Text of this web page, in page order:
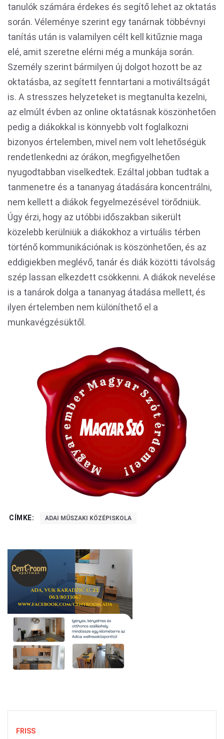
tanulók számára érdekes és segítő lehet az oktatás
során. Véleménye szerint egy tanárnak többévnyi
tanítás után is valamilyen célt kell kitűznie maga
elé, amit szeretne elérni még a munkája során.
Személy szerint bármilyen új dolgot hozott be az
oktatásba, az segített fenntartani a motiváltságát
is. A stresszes helyzeteket is megtanulta kezelni,
az elmúlt évben az online oktatásnak köszönhetően
pedig a diákokkal is könnyebb volt foglalkozni
bizonyos értelemben, mivel nem volt lehetőségük
rendetlenkedni az órákon, megfigyelhetően
nyugodtabban viselkedtek. Ezáltal jobban tudtak a
tanmenetre és a tananyag átadására koncentrálni,
nem kellett a diákok fegyelmezésével törődniük.
Úgy érzi, hogy az utóbbi időszakban sikerült
közelebb kerülniük a diákokhoz a virtuális térben
történő kommunikációnak is köszönhetően, és az
eddigiekben meglévő, tanár és diák közötti távolság
szép lassan elkezdett csökkenni. A diákok nevelése
is a tanárok dolga a tananyag átadása mellett, és
ilyen értelemben nem különíthető el a
munkavégzésüktől.
CÍMKE: ADAI MŰSZAKI KÖZÉPISKOLA
FRISS